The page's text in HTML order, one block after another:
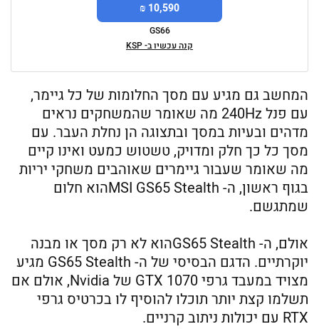
10,590 ₪
GS66
קנה עכשיו ב- KSP
המחשב גם מגיע עם מסך החלומות של כל גיימר,
עם פנל 240Hz מה שאומר שהמשחקים נראים
מדהים ובעיות במסך ובתצוגה הן נחלת העבר. עם
מסך כל כך חלק ומדויק, טשטוש כמעט ואינו קיים
מה שאומר שעבור גיימרים שאוהבים משחקי יריות
בגוף ראשון, ה- MSI GS65 Stealthהוא חלום
שמתגשם.
אולם, ה- GS65 Stealthהוא לא רק מסך או מבנה
יוקרתיים. הדגם הבסיסי של ה- GS65 Stealth מגיע
מצויד במעבד גרפי GTX 1070 של Nvidia, אולם אם
תשלמו קצת יותר תוכלו להוסיף לו בכרטיס גרפי
RTX עם יכולות ניתוב קרניים.